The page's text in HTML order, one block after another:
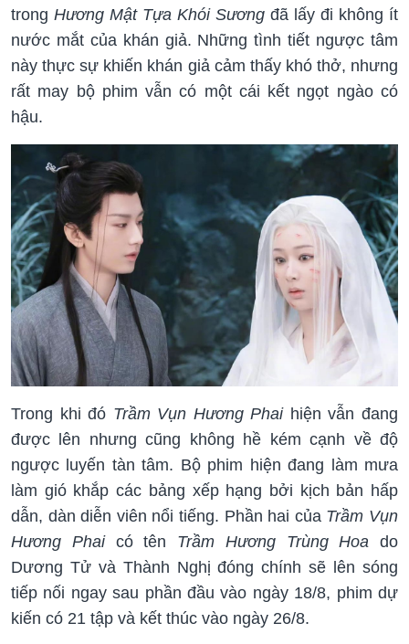
trong Hương Mật Tựa Khói Sương đã lấy đi không ít
nước mắt của khán giả. Những tình tiết ngược tâm
này thực sự khiến khán giả cảm thấy khó thở, nhưng
rất may bộ phim vẫn có một cái kết ngọt ngào có
hậu.
Trong khi đó Trầm Vụn Hương Phaihiện vẫn đang
được lên nhưng cũng không hề kém cạnh về độ
ngược luyến tàn tâm. Bộ phim hiện đang làm mưa
làm gió khắp các bảng xếp hạng bởi kịch bản hấp
dẫn, dàn diễn viên nổi tiếng. Phần hai của Trầm Vụn
Hương Phaicó tên Trầm Hương Trùng Hoa do
Dương Tử và Thành Nghị đóng chính sẽ lên sóng
tiếp nối ngay sau phần đầu vào ngày 18/8, phim dự
kiến có 21 tập và kết thúc vào ngày 26/8.